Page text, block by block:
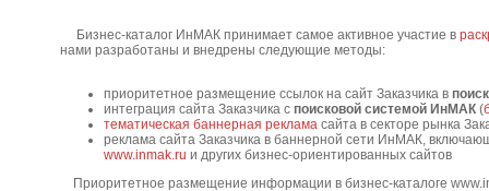
Бизнес-каталог ИнМАК принимает самое активное участие в
нами разработаны и внедрены следующие методы:
приоритетное размещение ссылок на сайт Заказчика в
интеграция сайта Заказчика с поисковой системой ИнМАК (
тематическая баннерная реклама сайта в секторе рынка
реклама сайта Заказчика в баннерной сети ИнМАК,
www.inmak.ru и других бизнес-ориентированных сайтов
Приоритетное размещение информации в бизнес-каталоге